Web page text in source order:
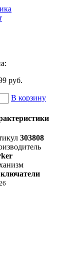
руб.
В корзину
303808